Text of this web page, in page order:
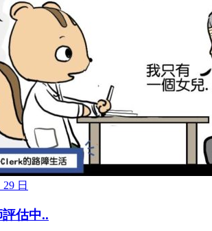
日
估中..